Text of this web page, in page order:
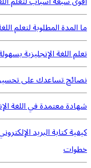
ما المدة المطلوبة لتعلم
تعلم اللغة الإنجليزية
نصائح تساعدك على تحسين
شهادة معتمدة في اللغة
خطوات